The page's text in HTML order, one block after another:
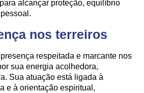
alcançar proteção, equilíbrio
nos terreiros
respeitada e marcante nos
sua energia acolhedora,
Sua atuação está ligada à
e à orientação espiritual,